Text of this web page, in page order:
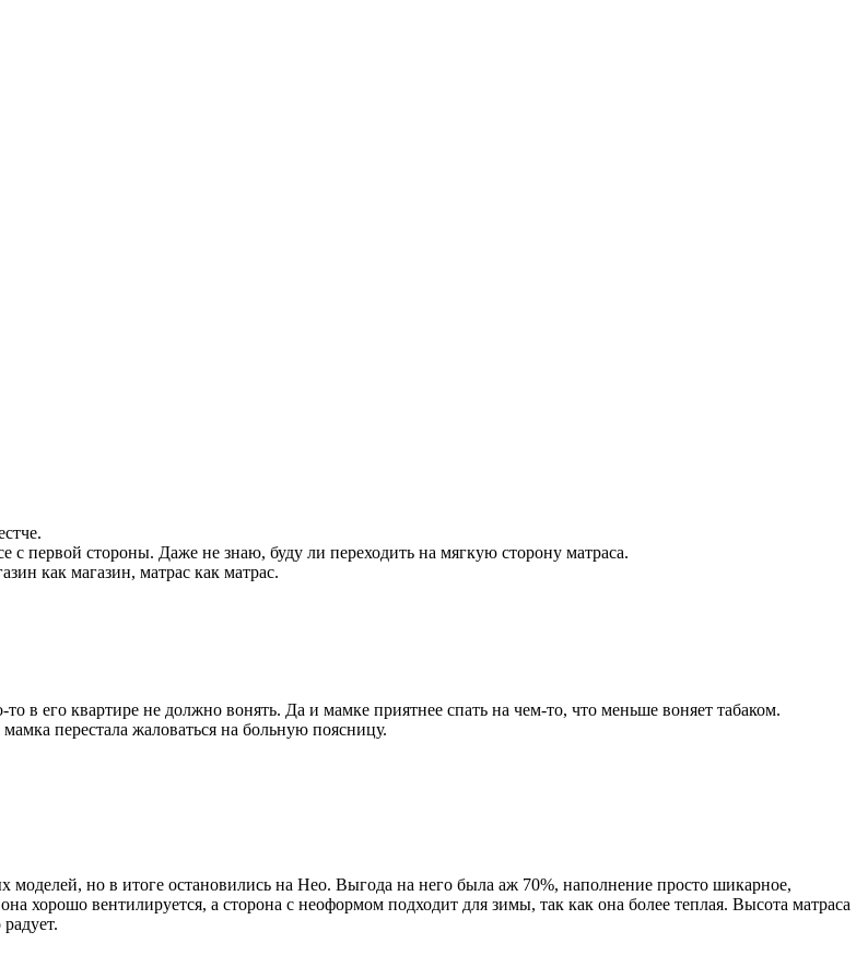
с первой стороны. Даже не знаю, буду ли переходить на мягкую сторону матраса.
как магазин, матрас как матрас.
в его квартире не должно вонять. Да и мамке приятнее спать на чем-то, что меньше воняет табаком.
перестала жаловаться на больную поясницу.
моделей, но в итоге остановились на Нео. Выгода на него была аж 70%, наполнение просто шикарное,
хорошо вентилируется, а сторона с неоформом подходит для зимы, так как она более теплая. Высота матраса